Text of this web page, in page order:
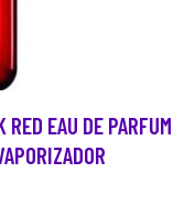
EAU DE PARFUM